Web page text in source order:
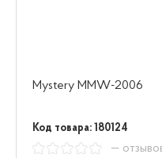
Mystery MMW-2006
Код товара: 180124
—